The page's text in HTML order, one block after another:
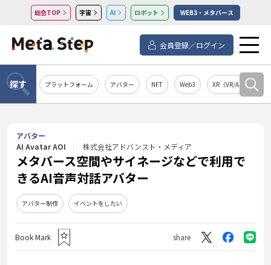
総合TOP 宇宙 AI ロボット WEB3・メタバース
会員登録／ログイン
探す プラットフォーム アバター NFT Web3 XR（VR/AR/MR）
アバター
AI Avatar AOI
株式会社アドバンスト・メディア
メタバース空間やサイネージなどで利用で
きるAI音声対話アバター
アバター制作 イベントをしたい
Book Mark share